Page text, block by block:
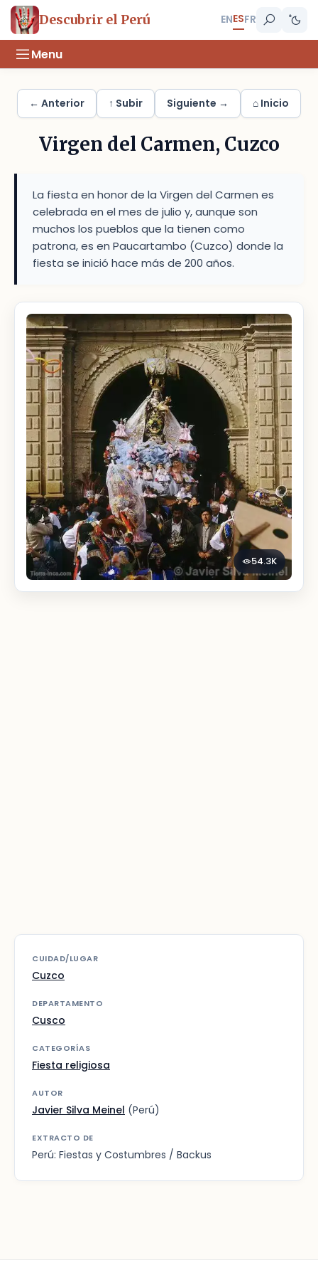
Descubrir el Perú ENESFR
Menu
← Anterior ↑ Subir Siguiente → ⌂ Inicio
Virgen del Carmen, Cuzco
La fiesta en honor de la Virgen del Carmen es
celebrada en el mes de julio y, aunque son
muchos los pueblos que la tienen como
patrona, es en Paucartambo (Cuzco) donde la
fiesta se inició hace más de 200 años.
54.3K
CUIDAD/LUGAR
Cuzco
DEPARTAMENTO
Cusco
CATEGORÍAS
Fiesta religiosa
AUTOR
Javier Silva Meinel (Perú)
EXTRACTO DE
Perú: Fiestas y Costumbres / Backus